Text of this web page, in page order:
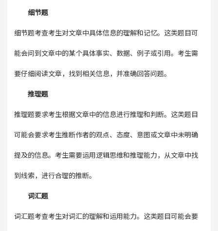
细节题
细节题考查考生对文章中具体信息的理解和记忆。这类题目可
能会问到文章中的某个具体事实、数据、例子或引用。考生需
要仔细阅读文章，找到相关信息，并准确回答问题。
推理题
推理题要求考生根据文章中的信息进行推理和判断。这类题目
可能会要求考生推断作者的观点、态度、意图或文章中未明确
提及的信息。考生需要运用逻辑思维和推理能力，从文章中找
到线索，进行合理的推断。
词汇题
词汇题考查考生对词汇的理解和运用能力。这类题目可能会要